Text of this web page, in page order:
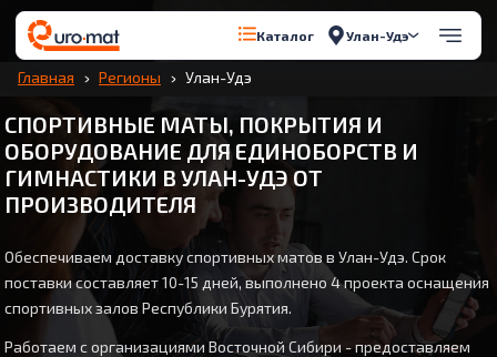
Каталог Улан-Удэ
Главная Регионы Улан-Удэ
СПОРТИВНЫЕ МАТЫ, ПОКРЫТИЯ И
ОБОРУДОВАНИЕ ДЛЯ ЕДИНОБОРСТВ И
ГИМНАСТИКИ В УЛАН-УДЭ ОТ
ПРОИЗВОДИТЕЛЯ
Обеспечиваем доставку спортивных матов в Улан-Удэ. Срок
поставки составляет 10-15 дней, выполнено 4 проекта оснащения
спортивных залов Республики Бурятия.
Работаем с организациями Восточной Сибири - предоставляем